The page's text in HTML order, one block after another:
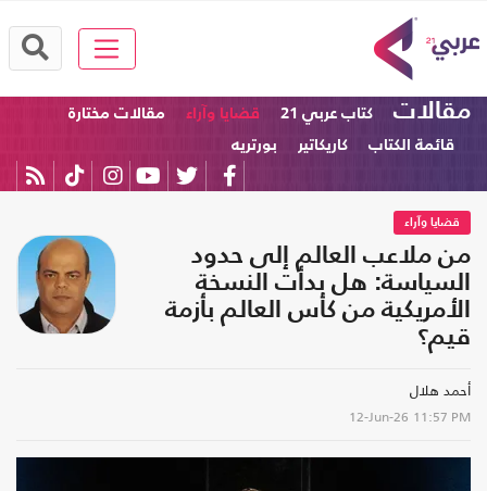
مقالات كتاب عربي 21 قضايا وآراء
مقالات مختارة
قائمة الكتاب
كاريكاتير بورتريه
قضايا وآراء
من ملاعب العالم إلى حدود
السياسة: هل بدأت النسخة
الأمريكية من كأس العالم بأزمة
قيم؟
أحمد هلال‎
12-Jun-26 11:57 PM